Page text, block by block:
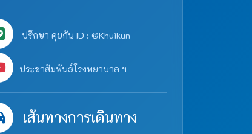
ปรึกษา คุยกัน ID : @Khuikun
ประชาสัมพันธ์โรงพยาบาล ฯ
เส้นทางการเดินทาง